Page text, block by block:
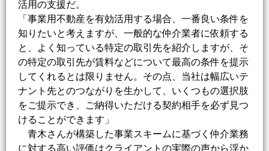
活用の支援だ。
「事業用不動産を有効活用する場合、一番良い条件を
知りたいと考えますが、一般的な仲介業者に依頼する
と、よく知っている特定の取引先を紹介しますが、そ
の特定の取引先が賃料などについて最高の条件を提示
してくれるとは限りません。その点、当社は幅広いテ
ナント先とのつながりを生かして、いくつもの選択肢
をご提示でき、ご納得いただける契約相手を必ず見つ
けることができます」
青木さんが構築した事業スキームに基づく仲介業務
に対する高い評価はクライアントの実際の声から浮か